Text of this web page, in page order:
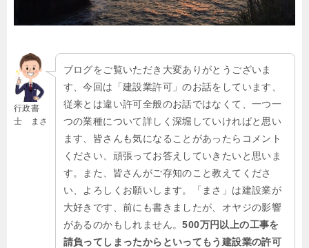
行政書
士 まさ
ブログをご覧いただき大変ありがとうございま
す、今回は「建設業許可」のお話をしています、
従来とは違い許可全般のお話ではなくて、一つ一
つの業種について詳しく深堀していければと思い
ます、皆さんも気になることがあったらコメント
ください、頑張ってお答えしていきたいと思いま
す。また、皆さんがご存知のこと教えてくださ
い、よろしくお願いします。「まさ」は建設業が
大好きです、前にも書きましたが、オヤジの影響
があるのかもしれません。500万円以上の工事を
請負ってしまったからといってもう建設業の許可